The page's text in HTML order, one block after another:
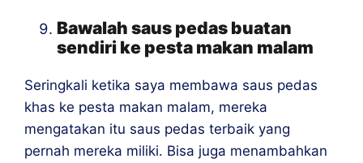
Bawalah saus pedas buatan
sendiri ke pesta makan malam
Seringkali ketika saya membawa saus pedas
khas ke pesta makan malam, mereka
mengatakan itu saus pedas terbaik yang
pernah mereka miliki. Bisa juga menambahkan